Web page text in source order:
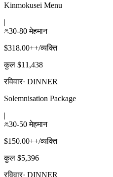
Kinmokusei Menu
|
30-80 मेहमान
$318.00++/व्यक्ति
कुल $11,438
रविवार· DINNER
Solemnisation Package
|
30-50 मेहमान
$150.00++/व्यक्ति
कुल $5,396
रविवार· DINNER